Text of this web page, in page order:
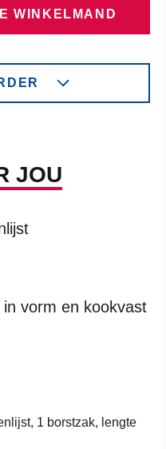
WINKELMAND
JOU
vorm en kookvast
1 borstzak, lengte